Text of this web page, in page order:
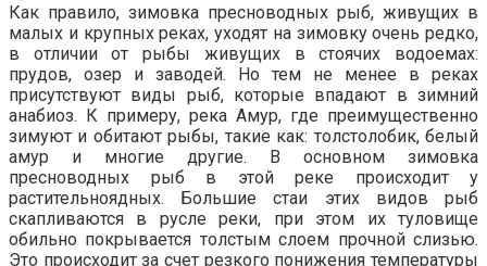
Как правило, зимовка пресноводных рыб, живущих в
малых и крупных реках, уходят на зимовку очень редко,
в отличии от рыбы живущих в стоячих водоемах:
прудов, озер и заводей. Но тем не менее в реках
присутствуют виды рыб, которые впадают в зимний
анабиоз. К примеру, река Амур, где преимущественно
зимуют и обитают рыбы, такие как: толстолобик, белый
амур и многие другие. В основном зимовка
пресноводных рыб в этой реке происходит у
растительноядных. Большие стаи этих видов рыб
скапливаются в русле реки, при этом их туловище
обильно покрывается толстым слоем прочной слизью.
Это происходит за счет резкого понижения температуры